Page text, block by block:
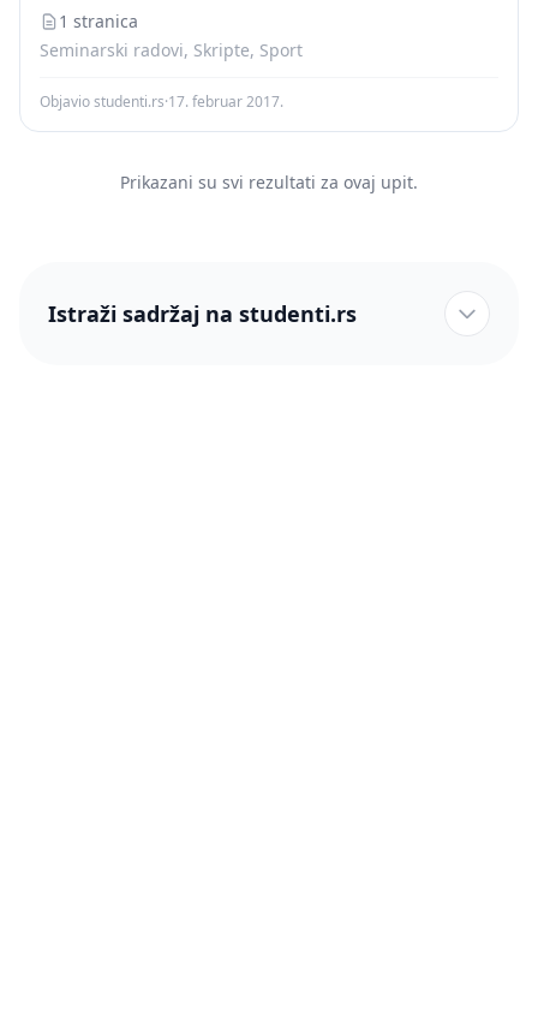
1 stranica
Seminarski radovi, Skripte, Sport
Objavio studenti.rs·17. februar 2017.
Prikazani su svi rezultati za ovaj upit.
Istraži sadržaj na studenti.rs